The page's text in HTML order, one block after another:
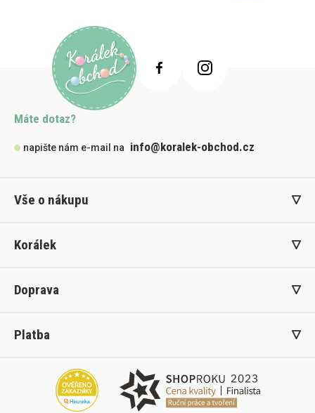
Máte dotaz?
napište nám e-mail na info@koralek-obchod.cz
Vše o nákupu
Korálek
Doprava
Platba